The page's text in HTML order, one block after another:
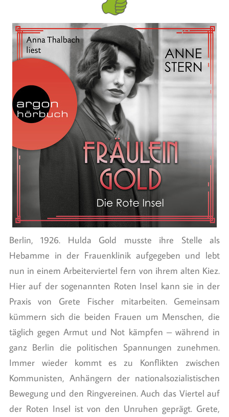
Berlin, 1926. Hulda Gold musste ihre Stelle als
Hebamme in der Frauenklinik aufgegeben und lebt
nun in einem Arbeiterviertel fern von ihrem alten Kiez.
Hier auf der sogenannten Roten Insel kann sie in der
Praxis von Grete Fischer mitarbeiten. Gemeinsam
kümmern sich die beiden Frauen um Menschen, die
täglich gegen Armut und Not kämpfen – während in
ganz Berlin die politischen Spannungen zunehmen.
Immer wieder kommt es zu Konflikten zwischen
Kommunisten, Anhängern der nationalsozialistischen
Bewegung und den Ringvereinen. Auch das Viertel auf
der Roten Insel ist von den Unruhen geprägt. Grete,